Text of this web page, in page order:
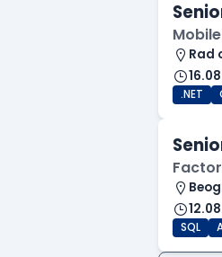
Rad
.NET
SQL